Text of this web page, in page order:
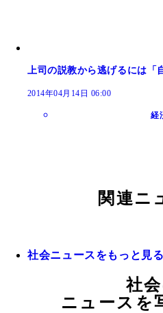
上司の説教から逃げるには「
2014年04月14日 06:00
経
関連ニ
社会ニュースをもっと見る
社
ニュースを